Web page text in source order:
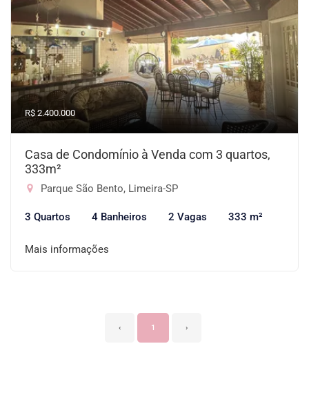
R$ 2.400.000
Casa de Condomínio à Venda com 3 quartos,
333m²
Parque São Bento, Limeira-SP
3 Quartos 4 Banheiros 2 Vagas 333 m²
Mais informações
‹ 1 ›